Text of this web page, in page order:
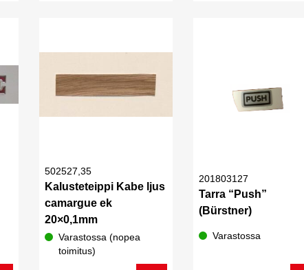
502527,35
Kalusteteippi Kabe ljus
camargue ek
20×0,1mm
Varastossa (nopea
toimitus)
201803127
Tarra “Push”
(Bürstner)
Varastossa